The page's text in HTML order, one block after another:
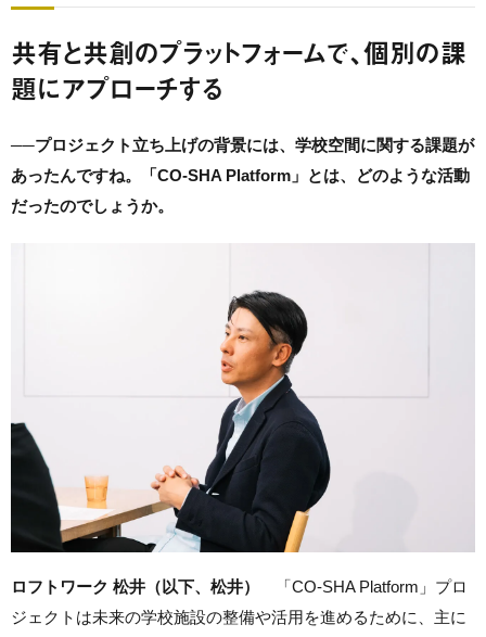
共有と共創のプラットフォームで、個別の課
題にアプローチする
──プロジェクト立ち上げの背景には、学校空間に関する課題が
あったんですね。「CO-SHA Platform」とは、どのような活動
だったのでしょうか。
ロフトワーク 松井（以下、松井）
「CO-SHA Platform」プロ
ジェクトは未来の学校施設の整備や活用を進めるために、主に